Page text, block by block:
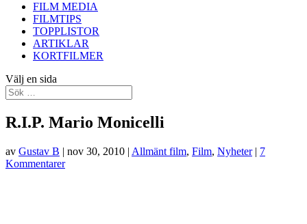
FILM MEDIA
FILMTIPS
TOPPLISTOR
ARTIKLAR
KORTFILMER
Välj en sida
R.I.P. Mario Monicelli
av Gustav B | nov 30, 2010 | Allmänt film, Film, Nyheter| 7
Kommentarer